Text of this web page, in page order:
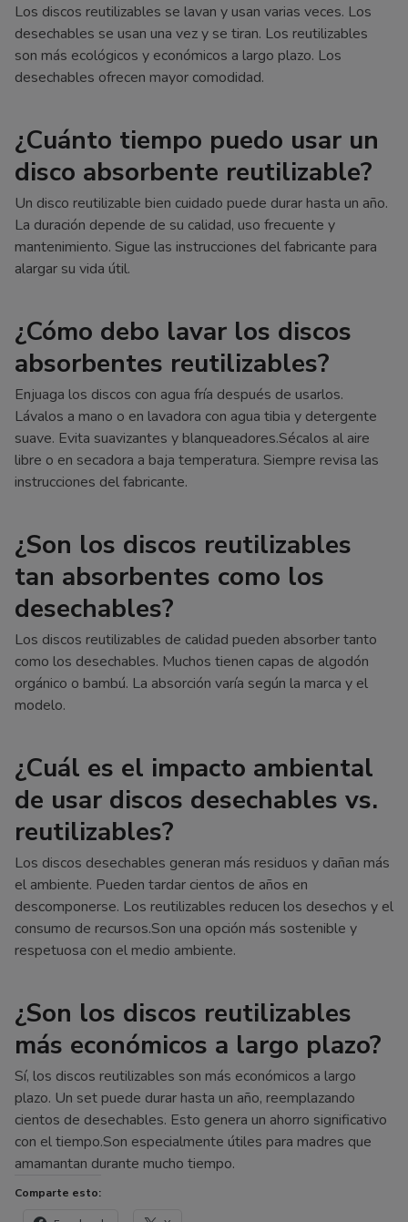
Los discos reutilizables se lavan y usan varias veces. Los
desechables se usan una vez y se tiran. Los reutilizables
son más ecológicos y económicos a largo plazo. Los
desechables ofrecen mayor comodidad.
¿Cuánto tiempo puedo usar un
disco absorbente reutilizable?
Un disco reutilizable bien cuidado puede durar hasta un año.
La duración depende de su calidad, uso frecuente y
mantenimiento. Sigue las instrucciones del fabricante para
alargar su vida útil.
¿Cómo debo lavar los discos
absorbentes reutilizables?
Enjuaga los discos con agua fría después de usarlos.
Lávalos a mano o en lavadora con agua tibia y detergente
suave. Evita suavizantes y blanqueadores.Sécalos al aire
libre o en secadora a baja temperatura. Siempre revisa las
instrucciones del fabricante.
¿Son los discos reutilizables
tan absorbentes como los
desechables?
Los discos reutilizables de calidad pueden absorber tanto
como los desechables. Muchos tienen capas de algodón
orgánico o bambú. La absorción varía según la marca y el
modelo.
¿Cuál es el impacto ambiental
de usar discos desechables vs.
reutilizables?
Los discos desechables generan más residuos y dañan más
el ambiente. Pueden tardar cientos de años en
descomponerse. Los reutilizables reducen los desechos y el
consumo de recursos.Son una opción más sostenible y
respetuosa con el medio ambiente.
¿Son los discos reutilizables
más económicos a largo plazo?
Sí, los discos reutilizables son más económicos a largo
plazo. Un set puede durar hasta un año, reemplazando
cientos de desechables. Esto genera un ahorro significativo
con el tiempo.Son especialmente útiles para madres que
amamantan durante mucho tiempo.
Comparte esto: